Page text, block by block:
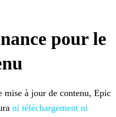
pour le
mise à jour de contenu, Epic
ni téléchargement ni